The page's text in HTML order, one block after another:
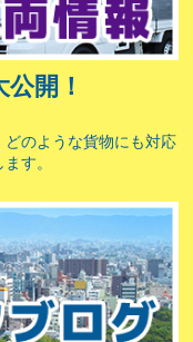
開！
のような貨物にも対応
す。